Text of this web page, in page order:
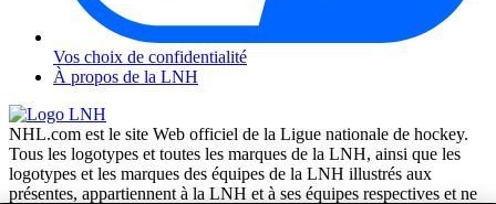
Vos choix de confidentialité
À propos de la LNH
NHL.com est le site Web officiel de la Ligue nationale de hockey.
Tous les logotypes et toutes les marques de la LNH, ainsi que les
logotypes et les marques des équipes de la LNH illustrés aux
présentes, appartiennent à la LNH et à ses équipes respectives et ne